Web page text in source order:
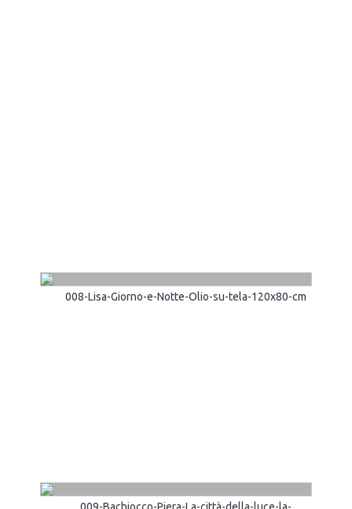
008-Lisa-Giorno-e-Notte-Olio-su-tela-120x80-cm
009-Bachiocco-Piera-La-città-della-luce-la-